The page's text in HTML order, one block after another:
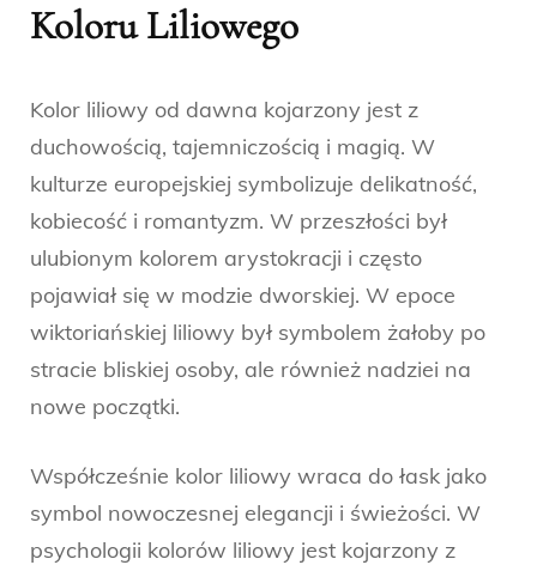
Koloru Liliowego
Kolor liliowy od dawna kojarzony jest z
duchowością, tajemniczością i magią. W
kulturze europejskiej symbolizuje delikatność,
kobiecość i romantyzm. W przeszłości był
ulubionym kolorem arystokracji i często
pojawiał się w modzie dworskiej. W epoce
wiktoriańskiej liliowy był symbolem żałoby po
stracie bliskiej osoby, ale również nadziei na
nowe początki.
Współcześnie kolor liliowy wraca do łask jako
symbol nowoczesnej elegancji i świeżości. W
psychologii kolorów liliowy jest kojarzony z